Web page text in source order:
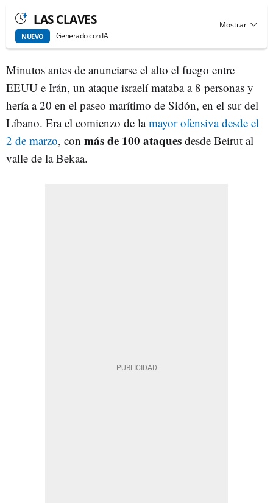
LAS CLAVES
NUEVO Generado con IA
Minutos antes de anunciarse el alto el fuego entre
EEUU e Irán, un ataque israelí mataba a 8 personas y
hería a 20 en el paseo marítimo de Sidón, en el sur del
Líbano. Era el comienzo de lamayor ofensiva desde el
2 de marzo, con más de 100 ataques desde Beirut al
valle de la Bekaa.